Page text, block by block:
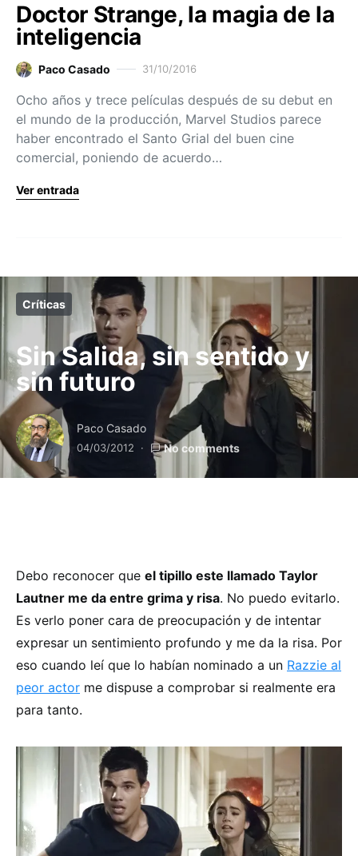
Doctor Strange, la magia de la
inteligencia
Paco Casado 31/10/2016
Ocho años y trece películas después de su debut en
el mundo de la producción, Marvel Studios parece
haber encontrado el Santo Grial del buen cine
comercial, poniendo de acuerdo…
Ver entrada
Críticas
Sin Salida, sin sentido y
sin futuro
Paco Casado
04/03/2012 No comments
Debo reconocer que el tipillo este llamado Taylor
Lautner me da entre grima y risa. No puedo evitarlo.
Es verlo poner cara de preocupación y de intentar
expresar un sentimiento profundo y me da la risa. Por
eso cuando leí que lo habían nominado a un Razzie al
peor actor me dispuse a comprobar si realmente era
para tanto.